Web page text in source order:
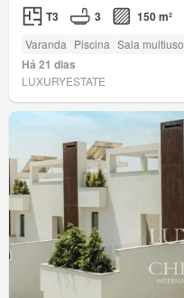
T3 3 150 m²
Varanda Piscina Sala multiuso
Há 21 dias
LUXURYESTATE